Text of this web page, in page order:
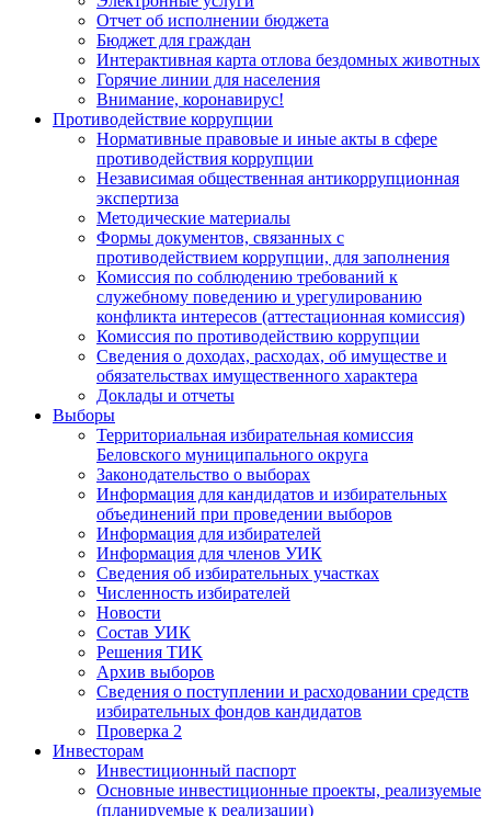
Отчет об исполнении бюджета
Бюджет для граждан
Интерактивная карта отлова бездомных животных
Горячие линии для населения
Внимание, коронавирус!
Противодействие коррупции
Нормативные правовые и иные акты в сфере
противодействия коррупции
Независимая общественная антикоррупционная
экспертиза
Методические материалы
Формы документов, связанных с
противодействием коррупции, для заполнения
Комиссия по соблюдению требований к
служебному поведению и урегулированию
конфликта интересов (аттестационная комиссия)
Комиссия по противодействию коррупции
Сведения о доходах, расходах, об имуществе и
обязательствах имущественного характера
Доклады и отчеты
Выборы
Территориальная избирательная комиссия
Беловского муниципального округа
Законодательство о выборах
Информация для кандидатов и избирательных
объединений при проведении выборов
Информация для избирателей
Информация для членов УИК
Сведения об избирательных участках
Численность избирателей
Новости
Состав УИК
Решения ТИК
Архив выборов
Сведения о поступлении и расходовании средств
избирательных фондов кандидатов
Проверка 2
Инвесторам
Инвестиционный паспорт
Основные инвестиционные проекты, реализуемые
(планируемые к реализации)